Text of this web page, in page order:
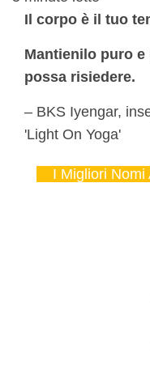
Il corpo è il tuo
Mantienilo puro
possa risiedere.
– BKS Iyengar,
'Light On Yoga'
I Migliori Nomi